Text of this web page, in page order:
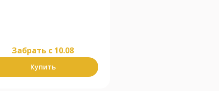
Забрать c 10.08
Купить